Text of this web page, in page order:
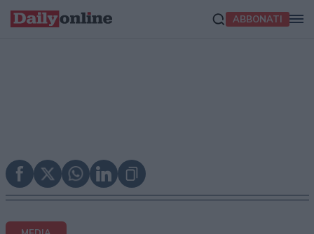
ABBONATI